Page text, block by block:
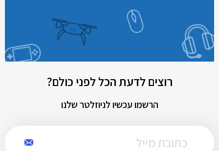
רוצים לדעת הכל לפני כולם?
הרשמו עכשיו לניוזלטר שלנו